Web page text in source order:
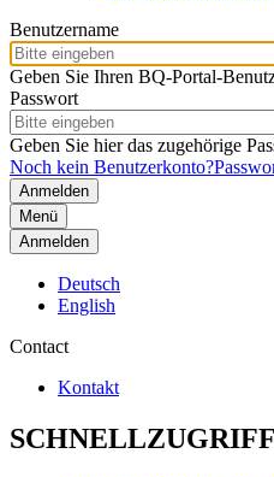
Benutzername
Geben Sie Ihren BQ-Portal-
Passwort
Geben Sie hier das zugehörige
Noch kein Benutzerkonto?
Menü
Anmelden
Deutsch
English
Contact
Kontakt